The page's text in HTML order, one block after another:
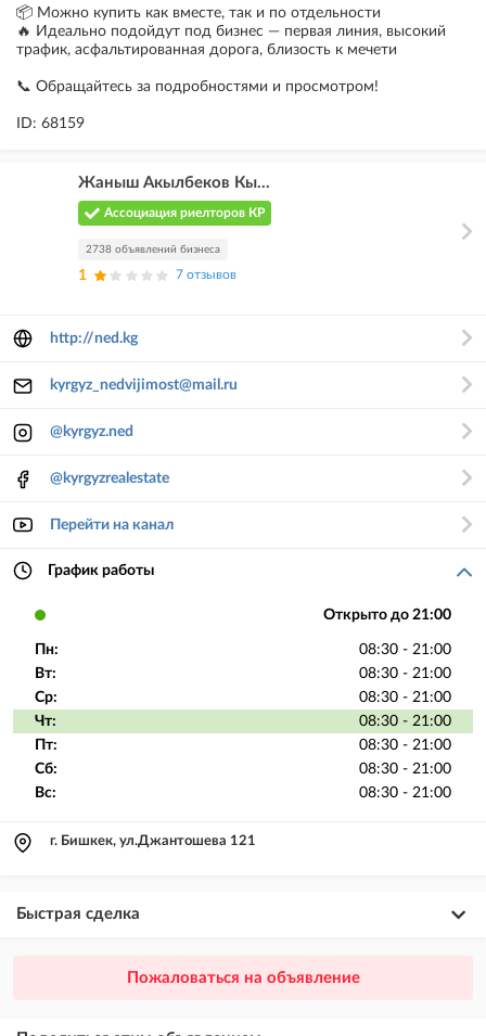
📦 Можно купить как вместе, так и по отдельности
🔥 Идеально подойдут под бизнес — первая линия, высокий
трафик, асфальтированная дорога, близость к мечети
📞 Обращайтесь за подробностями и просмотром!
ID: 68159
Жаныш Акылбеков Кы...
Ассоциация риелторов КР
2738 объявлений бизнеса
1 7 отзывов
http://ned.kg
kyrgyz_nedvijimost@mail.ru
@kyrgyz.ned
@kyrgyzrealestate
Перейти на канал
График работы
Открыто до 21:00
Пн:
08:30 - 21:00
Вт:
08:30 - 21:00
Ср:
08:30 - 21:00
Чт:
08:30 - 21:00
Пт:
08:30 - 21:00
Сб:
08:30 - 21:00
Вс:
08:30 - 21:00
г. Бишкек, ул.Джантошева 121
Быстрая сделка
Пожаловаться на объявление